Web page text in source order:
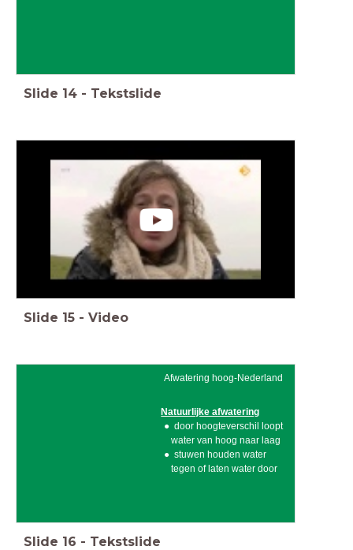
Slide 14 - Tekstslide
Slide 15 - Video
Afwatering hoog-Nederland
Natuurlijke afwatering
door hoogteverschil loopt
water van hoog naar laag
stuwen houden water
tegen of laten water door
Slide 16 - Tekstslide